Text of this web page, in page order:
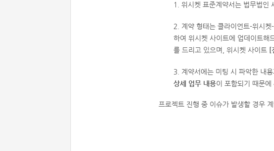
1. 위시켓 표준계약서는 법무법인
2. 계약 형태는 클라이언트-위시켓
하여 위시켓 사이트에 업데이트해
를 드리고 있으며, 위시켓 사이트 [
3. 계약서에는 미팅 시 파악한 내
상세 업무 내용이 포함되기 때문에
프로젝트 진행 중 이슈가 발생할 경우